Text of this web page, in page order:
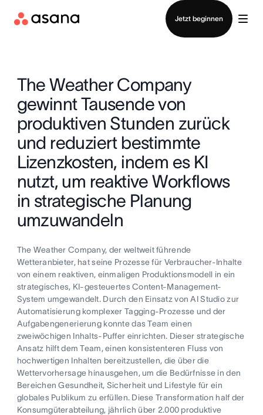
Jetzt beginnen
Vertrieb kontaktieren
The Weather Company
gewinnt Tausende von
produktiven Stunden zurück
und reduziert bestimmte
Lizenzkosten, indem es KI
nutzt, um reaktive Workflows
in strategische Planung
umzuwandeln
The Weather Company, der weltweit führende
Wetteranbieter, hat seine Prozesse für Verbraucher-Inhalte
von einem reaktiven, einmaligen Produktionsmodell in ein
strategisches, KI-gesteuertes Content-Management-
System umgewandelt. Durch den Einsatz von AI Studio zur
Automatisierung komplexer Tagging-Prozesse und der
Aufgabengenerierung konnte das Team einen
zweiwöchigen Inhalts-Puffer einrichten. Dieser strategische
Ansatz hilft dem Team, einen konsistenteren Fluss von
hochwertigen Inhalten bereitzustellen, die über die
Wettervorhersage hinausgehen, um die Bedürfnisse in den
Bereichen Gesundheit, Sicherheit und Lifestyle für ein
globales Publikum zu erfüllen. Diese Transformation half der
Konsumgüterabteilung, jährlich über 2.000 produktive